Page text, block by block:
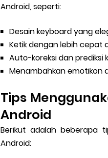
Android, seperti:
Desain keyboard yang
Ketik dengan lebih cepat
Auto-koreksi dan prediksi
Menambahkan emotikon
Tips
Android
Berikut adalah beberapa
Android: